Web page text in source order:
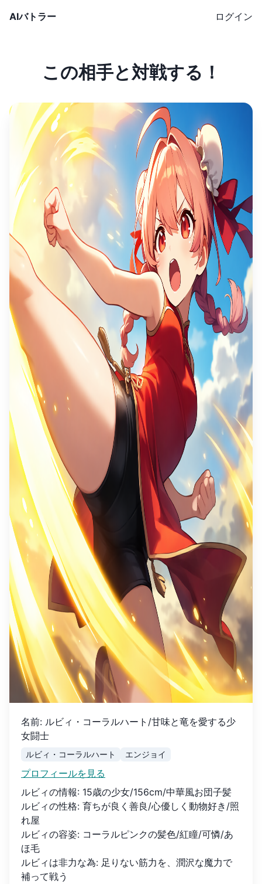
AIバトラー ログイン
この相手と対戦する！
名前: ルビィ・コーラルハート/甘味と竜を愛する少
女闘士
ルビィ・コーラルハート エンジョイ
プロフィールを見る
ルビィの情報: 15歳の少女/156cm/中華風お団子髪
ルビィの性格: 育ちが良く善良/心優しく動物好き/照
れ屋
ルビィの容姿: コーラルピンクの髪色/紅瞳/可憐/あ
ほ毛
ルビィは非力な為: 足りない筋力を、潤沢な魔力で
補って戦う